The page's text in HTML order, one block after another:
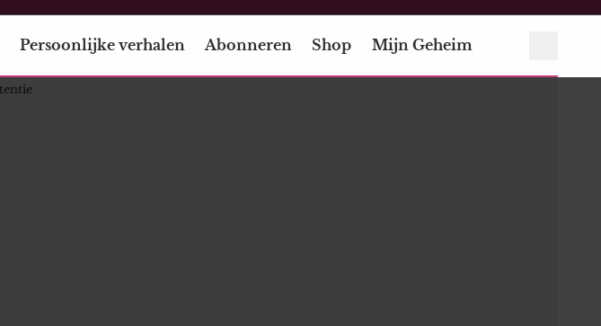
Persoonlijke verhalen Abonneren Shop Mijn Geheim